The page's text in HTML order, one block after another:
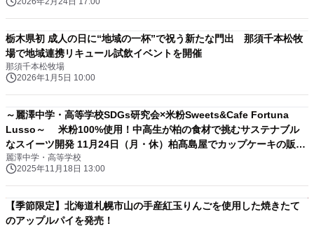
栃木県初 成人の日に“地域の一杯”で祝う新たな門出 那須千本松牧
場で地域連携リキュール試飲イベントを開催
那須千本松牧場
2026年1月5日 10:00
～麗澤中学・高等学校SDGs研究会×米粉Sweets&Cafe Fortuna
Lusso～ 米粉100%使用！中高生が柏の食材で挑むサステナブル
なスイーツ開発 11月24日（月・休）柏髙島屋でカップケーキの販売
会を開催
麗澤中学・高等学校
2025年11月18日 13:00
【季節限定】北海道札幌市山の手産紅玉りんごを使用した焼きたて
のアップルパイを発売！